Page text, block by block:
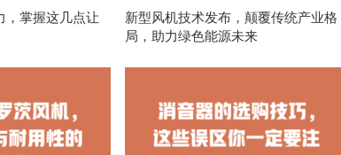
，掌握这几点让
新型风机技术发布，颠覆传统产业格
局，助力绿色能源未来